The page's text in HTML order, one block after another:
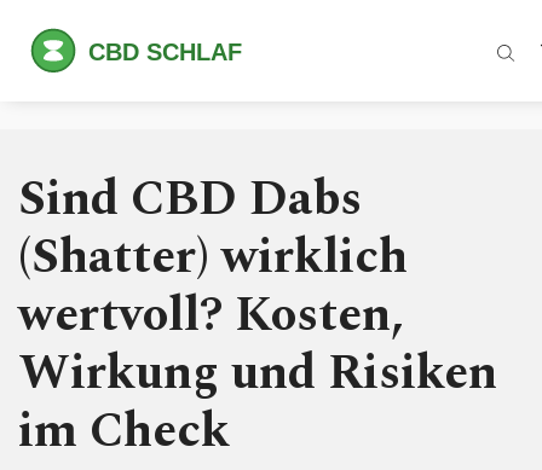
Sind CBD Dabs
(Shatter) wirklich
wertvoll? Kosten,
Wirkung und Risiken
im Check